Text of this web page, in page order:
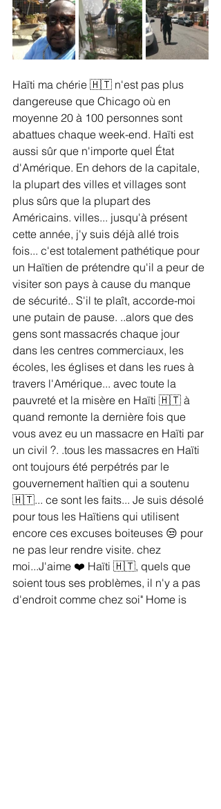
Haïti ma chérie 🇭🇹 n'est pas plus
dangereuse que Chicago où en
moyenne 20 à 100 personnes sont
abattues chaque week-end. Haïti est
aussi sûr que n'importe quel État
d'Amérique. En dehors de la capitale,
la plupart des villes et villages sont
plus sûrs que la plupart des
Américains. villes... jusqu'à présent
cette année, j'y suis déjà allé trois
fois... c'est totalement pathétique pour
un Haïtien de prétendre qu'il a peur de
visiter son pays à cause du manque
de sécurité.. S'il te plaît, accorde-moi
une putain de pause. ..alors que des
gens sont massacrés chaque jour
dans les centres commerciaux, les
écoles, les églises et dans les rues à
travers l'Amérique... avec toute la
pauvreté et la misère en Haïti 🇭🇹 à
quand remonte la dernière fois que
vous avez eu un massacre en Haïti par
un civil ?. .tous les massacres en Haïti
ont toujours été perpétrés par le
gouvernement haïtien qui a soutenu
🇭🇹... ce sont les faits... Je suis désolé
pour tous les Haïtiens qui utilisent
encore ces excuses boiteuses 😒 pour
ne pas leur rendre visite. chez
moi...J'aime ❤️ Haïti 🇭🇹, quels que
soient tous ses problèmes, il n'y a pas
d'endroit comme chez soi" Home is